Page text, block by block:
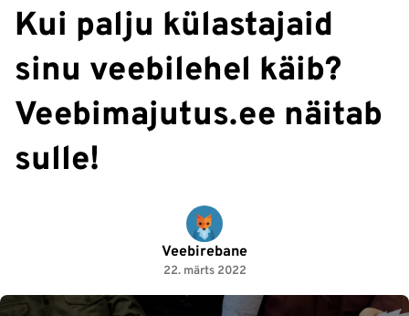
Kui palju külastajaid
sinu veebilehel käib?
Veebimajutus.ee näitab
sulle!
Veebirebane
22. märts 2022